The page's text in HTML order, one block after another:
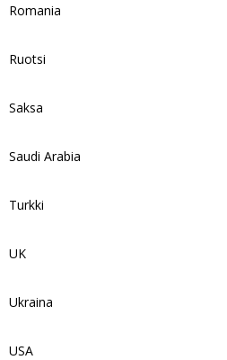
Romania
Ruotsi
Saksa
Saudi Arabia
Turkki
UK
Ukraina
USA